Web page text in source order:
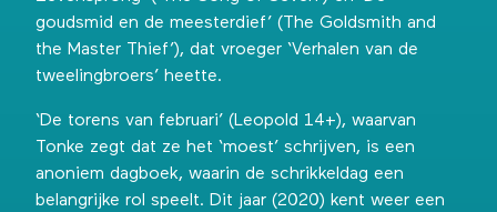
goudsmid en de meesterdief’ (The Goldsmith and
the Master Thief’), dat vroeger ‘Verhalen van de
tweelingbroers’ heette.
‘De torens van februari’ (Leopold 14+), waarvan
Tonke zegt dat ze het ‘moest’ schrijven, is een
anoniem dagboek, waarin de schrikkeldag een
belangrijke rol speelt. Dit jaar (2020) kent weer een